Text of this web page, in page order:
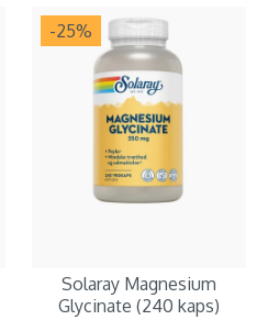
-25%
Solaray Magnesium
Glycinate (240 kaps)